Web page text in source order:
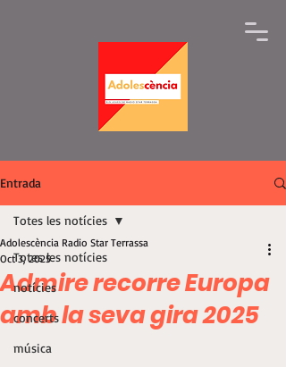
Entrada
Totes les notícies
notícies
concerts
música
Totes les notícies
Admire recorre Europa
amb la seva gira 2025
Adolescència Radio Star Terrassa
Oct 3, 2025